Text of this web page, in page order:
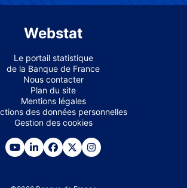
Webstat
Le portail statistique
de la Banque de France
Nous contacter
Plan du site
Mentions légales
des données personnelles
Gestion des cookies